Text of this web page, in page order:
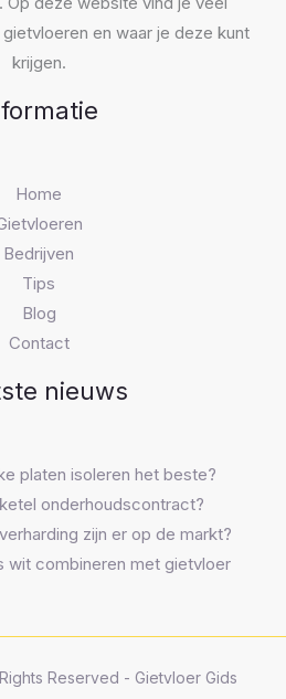
en waar je deze kunt
krijgen.
Home
Bedrijven
Tips
Blog
Contact
nieuws
platen isoleren het beste?
onderhoudscontract?
zijn er op de markt?
wit combineren met gietvloer
Reserved - Gietvloer Gids